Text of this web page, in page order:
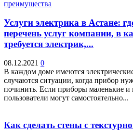
Услуги электрика в Астане:
перечень услуг компании, в
требуется электрик,...
08.12.2021 0
В каждом доме имеются
случаются ситуации, когда прибор
починить. Если приборы маленькие и
пользователи могут самостоятельно...
Как сделать стены с